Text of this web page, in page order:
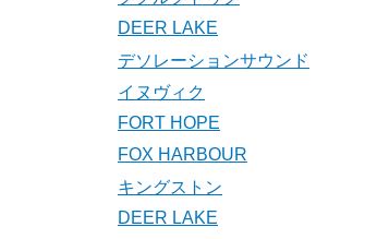
DEER LAKE
デソレーションサウンド
イヌヴィク
FORT HOPE
FOX HARBOUR
キングストン
DEER LAKE